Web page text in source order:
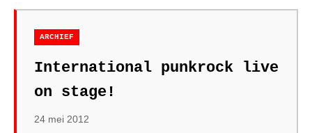
ARCHIEF
International punkrock live
on stage!
24 mei 2012